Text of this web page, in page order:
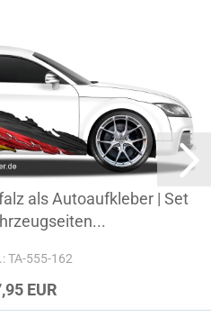
als Autoaufkleber | Set
TA-555-162
EUR